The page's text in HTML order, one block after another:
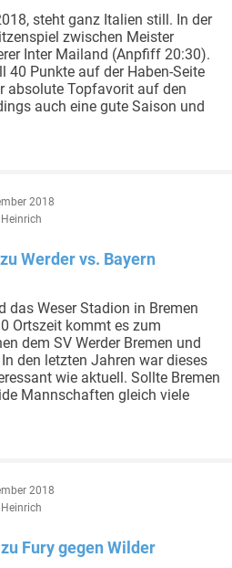
steht ganz Italien still. In der
zwischen Meister
Inter Mailand (Anpfiff 20:30).
40 Punkte auf der Haben-Seite
absolute Topfavorit auf den
auch eine gute Saison und
2018
Werder vs. Bayern
das Weser Stadion in Bremen
Ortszeit kommt es zum
dem SV Werder Bremen und
den letzten Jahren war dieses
wie aktuell. Sollte Bremen
Mannschaften gleich viele
2018
Fury gegen Wilder